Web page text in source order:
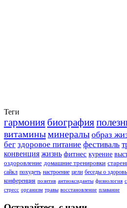
Теги
гармония биография
витаминыминералы образ
бег здоровое питание фестиваль
конвенция жизнь фитнес курение
оздоровление домашние тренировки
сайкл похудеть настроение цели беседы о
конференция позитив антиоксиданты физиология
стресс организм травы восстановление плавание